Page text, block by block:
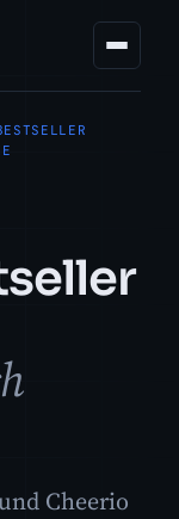
Cheerio